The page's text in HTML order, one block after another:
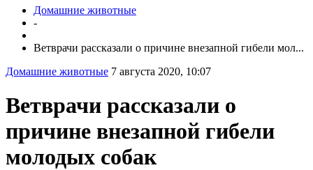
Домашние животные
-
Ветврачи рассказали о причине внезапной гибели мол...
Домашние животные 7 августа 2020, 10:07
Ветврачи рассказали о
причине внезапной гибели
молодых собак